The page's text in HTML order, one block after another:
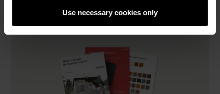
Use necessary cookies only